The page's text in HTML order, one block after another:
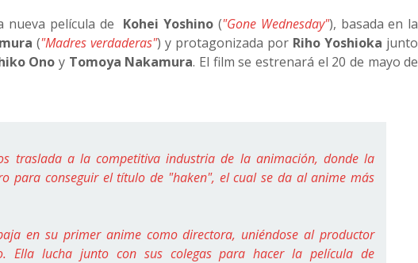
nueva película de Kohei Yoshino("Gone Wednesday"), basada en la
("Madres verdaderas") y protagonizada por Riho Yoshioka junto
Ono y Tomoya Nakamura. El film se estrenará el 20 de mayo de
traslada a la competitiva industria de la animación, donde la
para conseguir el título de "haken", el cual se da al anime más
en su primer anime como directora, uniéndose al productor
Ella lucha junto con sus colegas para hacer la película de